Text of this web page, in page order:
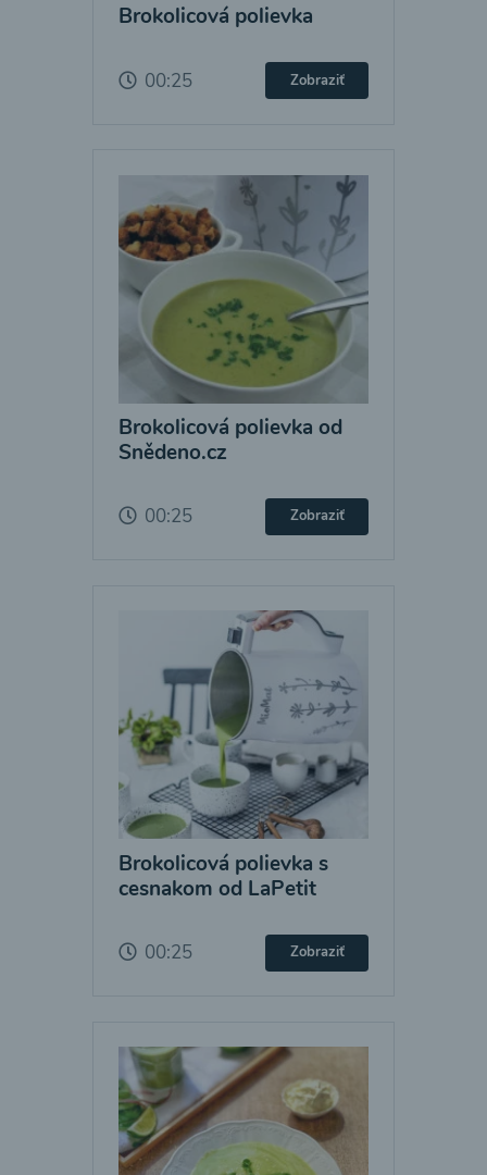
Brokolicová polievka
00:25 Zobraziť
Brokolicová polievka od
Snědeno.cz
00:25 Zobraziť
Brokolicová polievka s
cesnakom od LaPetit
00:25 Zobraziť